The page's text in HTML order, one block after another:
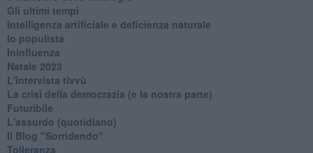
Gli ultimi tempi
Intelligenza artificiale e deficienza naturale
Io populista
Ininfluenza
Natale 2023
L'intervista tivvù
La crisi della democrazia (e la nostra parte)
Futuribile
L'assurdo (quotidiano)
Il Blog "Sorridendo"
Tolleranza